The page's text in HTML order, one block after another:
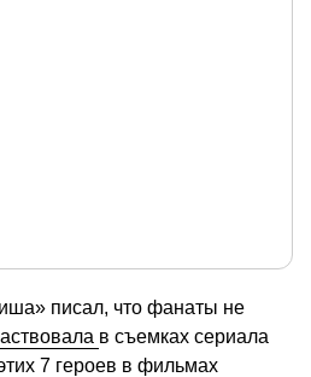
писал, что фанаты не
в съемках сериала
7 героев в фильмах